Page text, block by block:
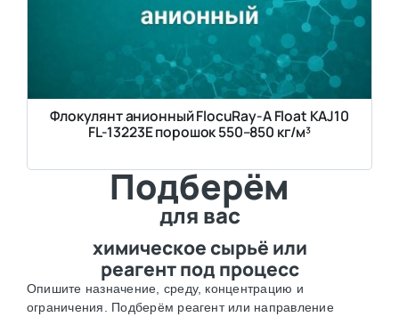
Флокулянт анионный FlocuRay-A Float KAJ10
FL-13223E порошок 550–850 кг/м³
Подберём
для вас
химическое сырьё или
реагент под процесс
Опишите назначение, среду, концентрацию и
ограничения. Подберём реагент или направление